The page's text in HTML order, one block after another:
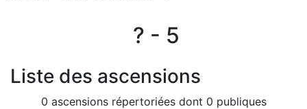
? - 5
Liste des ascensions
0 ascensions répertoriées dont 0 publiques